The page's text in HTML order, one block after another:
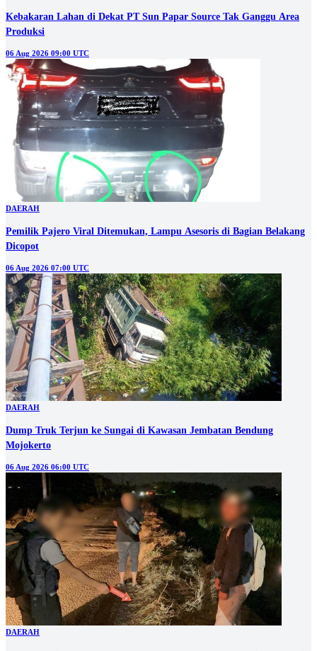
Kebakaran Lahan di Dekat PT Sun Papar Source Tak Ganggu Area
Produksi
06 Aug 2026 09:00 UTC
DAERAH
Pemilik Pajero Viral Ditemukan, Lampu Asesoris di Bagian Belakang
Dicopot
06 Aug 2026 07:00 UTC
DAERAH
Dump Truk Terjun ke Sungai di Kawasan Jembatan Bendung
Mojokerto
06 Aug 2026 06:00 UTC
DAERAH